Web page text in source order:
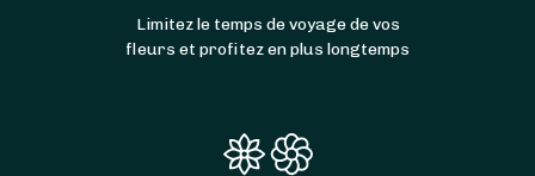
Limitez le temps de voyage de vos
fleurs et profitez en plus longtemps